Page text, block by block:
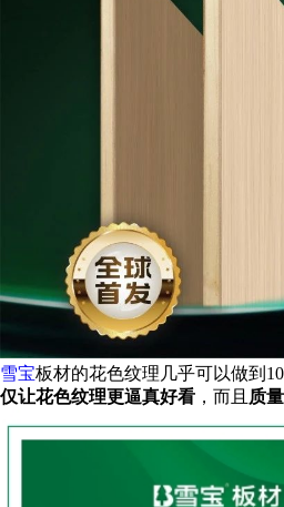
雪宝板材的花色纹理几乎可以做到
仅让花色纹理更逼真好看 ，而且 质